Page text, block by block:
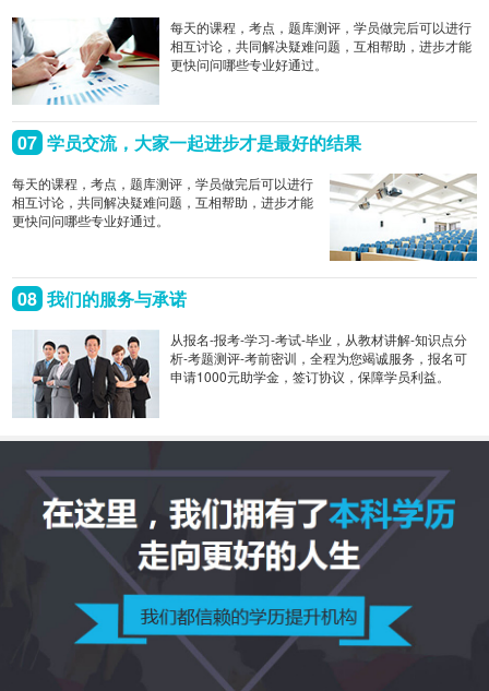
每天的课程，考点，题库测评，学员做完后可以进行
相互讨论，共同解决疑难问题，互相帮助，进步才能
更快问问哪些专业好通过。
07 学员交流，大家一起进步才是最好的结果
每天的课程，考点，题库测评，学员做完后可以进行
相互讨论，共同解决疑难问题，互相帮助，进步才能
更快问问哪些专业好通过。
08 我们的服务与承诺
从报名-报考-学习-考试-毕业，从教材讲解-知识点分
析-考题测评-考前密训，全程为您竭诚服务，报名可
申请1000元助学金，签订协议，保障学员利益。